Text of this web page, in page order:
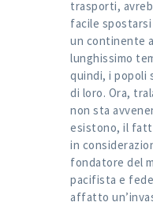
trasporti,
facile spostarsi
un continente
lunghissimo
quindi, i popoli
di loro. Ora,
non sta
esistono, il
in
fondatore del
pacifista e
affatto